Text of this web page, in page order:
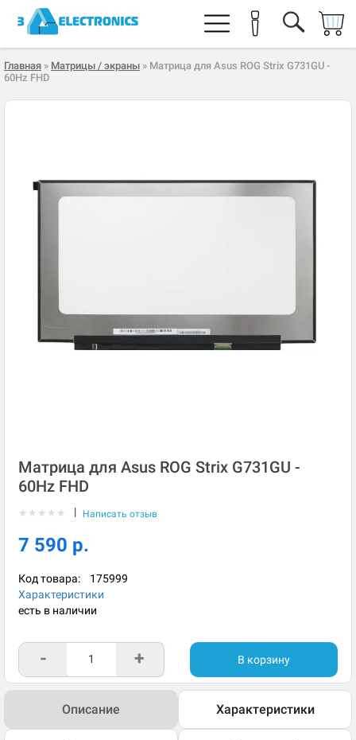
Главная » Матрицы / экраны » Матрица для Asus ROG Strix G731GU -
60Hz FHD
Матрица для Asus ROG Strix G731GU -
60Hz FHD
★ ★ ★ ★ ★ | Написать отзыв
7 590 р.
Код товара: 175999
Характеристики
есть в наличии
- + В корзину
Описание Характеристики